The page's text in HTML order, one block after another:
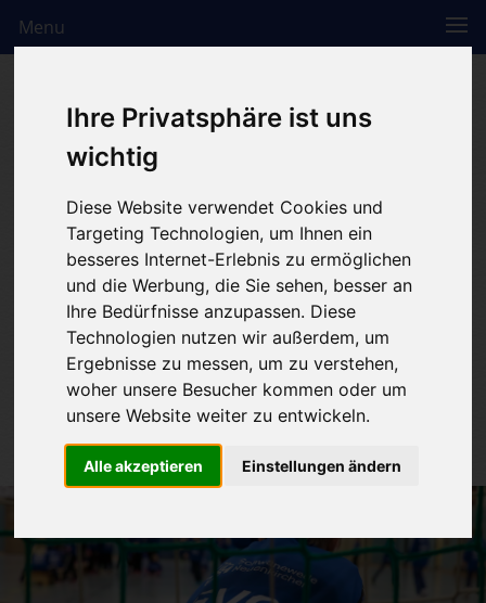
Ihre Privatsphäre ist uns
wichtig
Diese Website verwendet Cookies und
Targeting Technologien, um Ihnen ein
besseres Internet-Erlebnis zu ermöglichen
und die Werbung, die Sie sehen, besser an
Ihre Bedürfnisse anzupassen. Diese
Technologien nutzen wir außerdem, um
Ergebnisse zu messen, um zu verstehen,
woher unsere Besucher kommen oder um
unsere Website weiter zu entwickeln.
Alle akzeptieren Einstellungen ändern
Menu